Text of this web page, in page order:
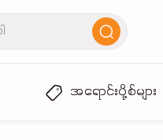
အရောင်းပို့စ်များ